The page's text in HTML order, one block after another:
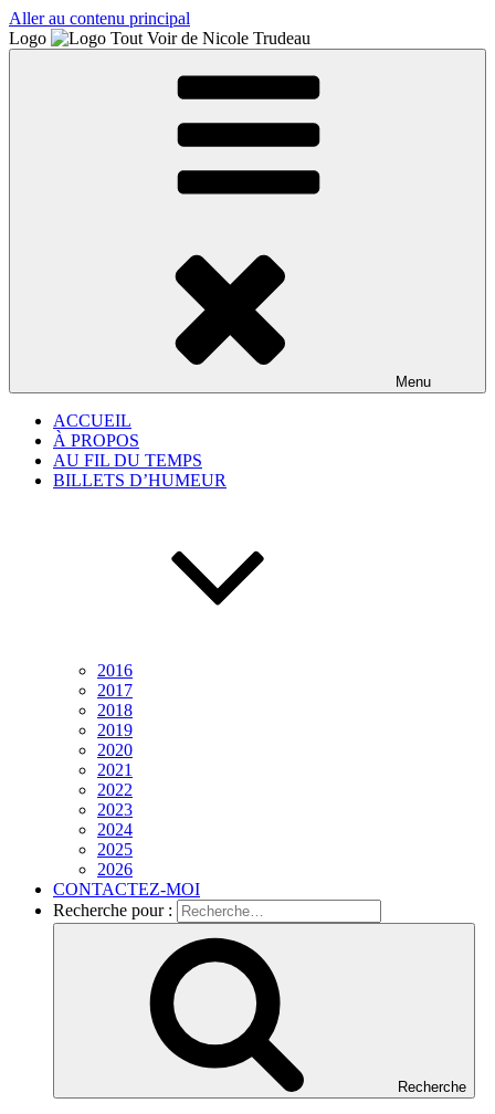
Aller au contenu principal
Logo
Menu
ACCUEIL
À PROPOS
AU FIL DU TEMPS
BILLETS D’HUMEUR
2016
2017
2018
2019
2020
2021
2022
2023
2024
2025
2026
CONTACTEZ-MOI
Recherche pour :
Recherche